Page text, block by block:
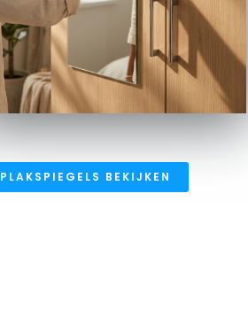
PLAKSPIEGELS BEKIJKEN